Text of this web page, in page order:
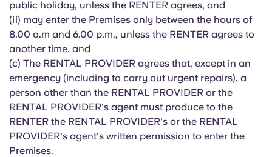
public holiday, unless the RENTER agrees, and
(ii) may enter the Premises only between the hours of
8.00 a.m and 6.00 p.m., unless the RENTER agrees to
another time. and
(c) The RENTAL PROVIDER agrees that, except in an
emergency (including to carry out urgent repairs), a
person other than the RENTAL PROVIDER or the
RENTAL PROVIDER's agent must produce to the
RENTER the RENTAL PROVIDER's or the RENTAL
PROVIDER's agent's written permission to enter the
Premises.